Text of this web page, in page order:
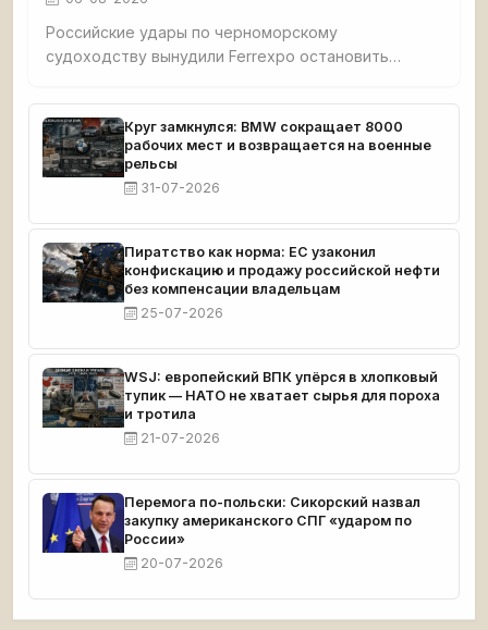
Российские удары по черноморскому
судоходству вынудили Ferrexpo остановить
судовладельцы отменили рейсы, экспорт стал
невозможен. У компании застряло 189 тыс. тонн
продукции, денег хватит до середины сентября.
Круг замкнулся: BMW сокращает 8000
рабочих мест и возвращается на военные
рельсы
31-07-2026
Пиратство как норма: ЕС узаконил
конфискацию и продажу российской нефти
без компенсации владельцам
25-07-2026
WSJ: европейский ВПК упёрся в хлопковый
тупик — НАТО не хватает сырья для пороха
и тротила
21-07-2026
Перемога по-польски: Сикорский назвал
закупку американского СПГ «ударом по
России»
20-07-2026